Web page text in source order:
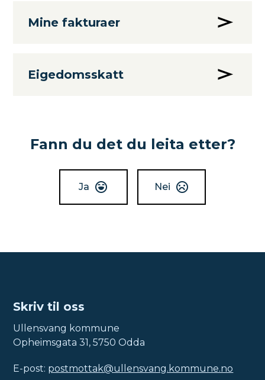
Mine fakturaer
Eigedomsskatt
Fann du det du leita etter?
Ja Nei
Skriv til oss
Ullensvang kommune
Opheimsgata 31, 5750 Odda
E-post: postmottak@ullensvang.kommune.no